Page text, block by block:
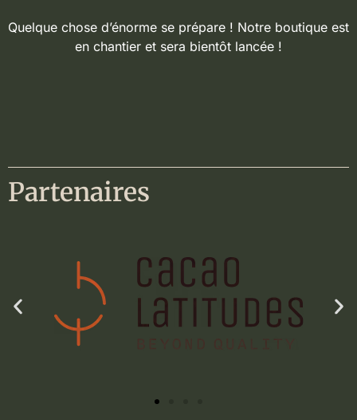
Quelque chose d’énorme se prépare ! Notre boutique est
en chantier et sera bientôt lancée !
Partenaires